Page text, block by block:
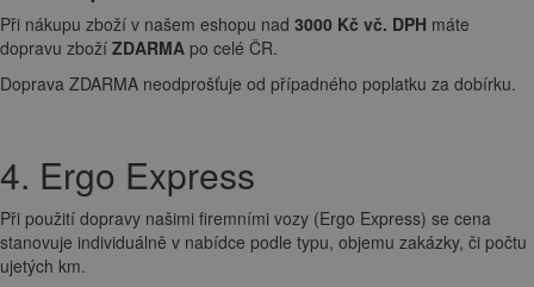
Při nákupu zboží v našem eshopu nad 3000 Kč vč. DPH máte
dopravu zboží ZDARMA po celé ČR.
Doprava ZDARMA neodprošťuje od případného poplatku za dobírku.
4. Ergo Express
Při použití dopravy našimi firemními vozy (Ergo Express) se cena
stanovuje individuálně v nabídce podle typu, objemu zakázky, či počtu
ujetých km.